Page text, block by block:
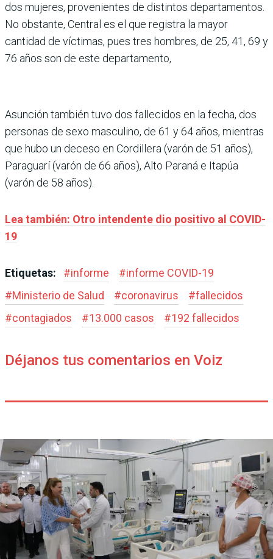
dos mujeres, provenientes de distintos departamentos.
No obstante, Central es el que registra la mayor
cantidad de víctimas, pues tres hombres, de 25, 41, 69 y
76 años son de este departamento,
Asunción también tuvo dos fallecidos en la fecha, dos
personas de sexo masculino, de 61 y 64 años, mientras
que hubo un deceso en Cordillera (varón de 51 años),
Paraguarí (varón de 66 años), Alto Paraná e Itapúa
(varón de 58 años).
Lea también: Otro intendente dio positivo al COVID-
19
Etiquetas: #informe #informe COVID-19
#Ministerio de Salud #coronavirus #fallecidos
#contagiados #13.000 casos #192 fallecidos
Déjanos tus comentarios en Voiz